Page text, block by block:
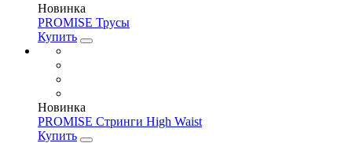
Новинка
PROMISE Трусы
Купить
Новинка
PROMISE Стринги High Waist
Купить